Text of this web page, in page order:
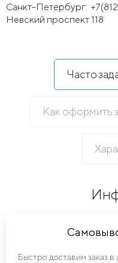
Санкт-Петербург:
Невский проспект 118
Часто
Как оформить
Быстро доставим заказ